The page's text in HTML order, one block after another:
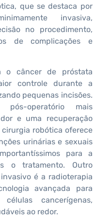
que se destaca por
invasiva,
no procedimento,
de complicações e
o câncer de próstata
controle durante a
pequenas incisões.
operatório mais
e uma recuperação
cirurgia robótica oferece
urinárias e sexuais
para a
o tratamento. Outro
é a radioterapia
avançada para
cancerígenas,
ao redor.